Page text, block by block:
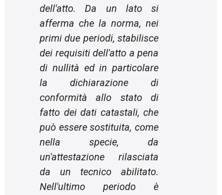
dell'atto. Da un lato si
afferma che la norma, nei
primi due periodi, stabilisce
dei requisiti dell'atto a pena
di nullità ed in particolare
la dichiarazione di
conformità allo stato di
fatto dei dati catastali, che
può essere sostituita, come
nella specie, da
un'attestazione rilasciata
da un tecnico abilitato.
Nell'ultimo periodo è